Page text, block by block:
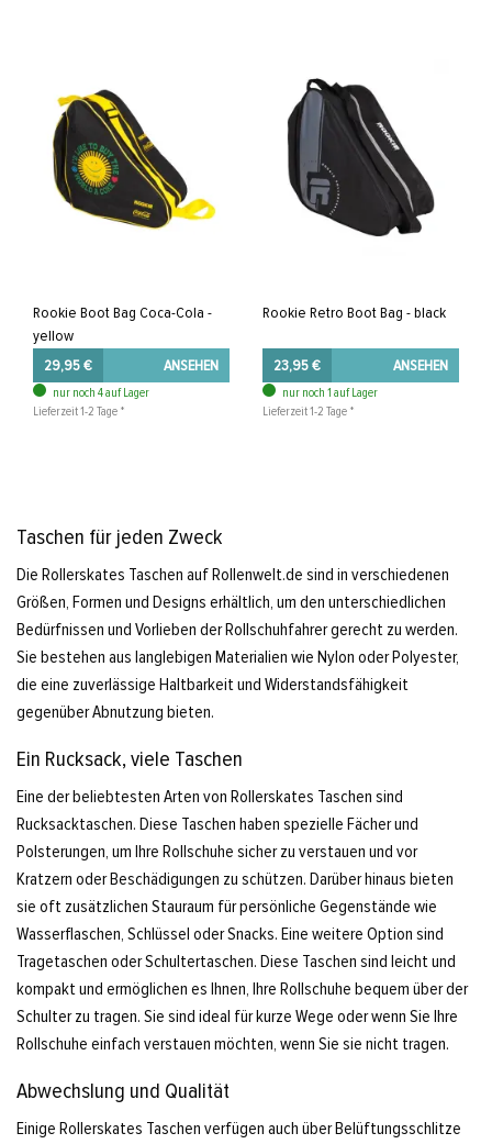
Rookie Boot Bag Coca-Cola -
yellow
29,95 €
ANSEHEN
nur noch 4 auf Lager
Lieferzeit 1-2 Tage *
Rookie Retro Boot Bag - black
23,95 € ANSEHEN
nur noch 1 auf Lager
Lieferzeit 1-2 Tage *
Taschen für jeden Zweck
Die Rollerskates Taschen auf Rollenwelt.de sind in verschiedenen
Größen, Formen und Designs erhältlich, um den unterschiedlichen
Bedürfnissen und Vorlieben der Rollschuhfahrer gerecht zu werden.
Sie bestehen aus langlebigen Materialien wie Nylon oder Polyester,
die eine zuverlässige Haltbarkeit und Widerstandsfähigkeit
gegenüber Abnutzung bieten.
Ein Rucksack, viele Taschen
Eine der beliebtesten Arten von Rollerskates Taschen sind
Rucksacktaschen. Diese Taschen haben spezielle Fächer und
Polsterungen, um Ihre Rollschuhe sicher zu verstauen und vor
Kratzern oder Beschädigungen zu schützen. Darüber hinaus bieten
sie oft zusätzlichen Stauraum für persönliche Gegenstände wie
Wasserflaschen, Schlüssel oder Snacks. Eine weitere Option sind
Tragetaschen oder Schultertaschen. Diese Taschen sind leicht und
kompakt und ermöglichen es Ihnen, Ihre Rollschuhe bequem über der
Schulter zu tragen. Sie sind ideal für kurze Wege oder wenn Sie Ihre
Rollschuhe einfach verstauen möchten, wenn Sie sie nicht tragen.
Abwechslung und Qualität
Einige Rollerskates Taschen verfügen auch über Belüftungsschlitze